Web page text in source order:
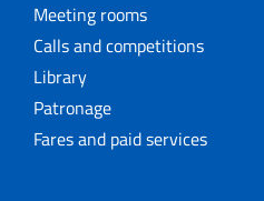
Meeting rooms
Calls and competitions
Library
Patronage
Fares and paid services